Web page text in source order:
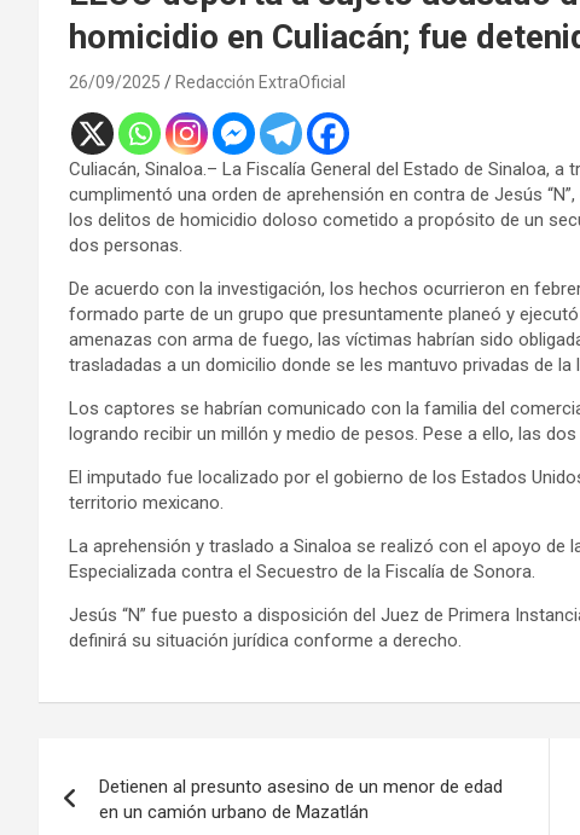
homicidio en Culiacán; fue
26/09/2025 Redacción ExtraOficial
Culiacán, Sinaloa.– La Fiscalía General del Estado de Sinaloa,
cumplimentó una orden de aprehensión en contra de Jesús
los delitos de homicidio doloso cometido a propósito de un
dos personas.
De acuerdo con la investigación, los hechos ocurrieron en
formado parte de un grupo que presuntamente planeó y
amenazas con arma de fuego, las víctimas habrían sido
trasladadas a un domicilio donde se les mantuvo privadas de la
Los captores se habrían comunicado con la familia del
logrando recibir un millón y medio de pesos. Pese a ello, las
El imputado fue localizado por el gobierno de los Estados
territorio mexicano.
La aprehensión y traslado a Sinaloa se realizó con el apoyo de
Especializada contra el Secuestro de la Fiscalía de Sonora.
Jesús “N” fue puesto a disposición del Juez de Primera
definirá su situación jurídica conforme a derecho.
de
Detienen al presunto asesino de un menor de edad
en un camión urbano de Mazatlán